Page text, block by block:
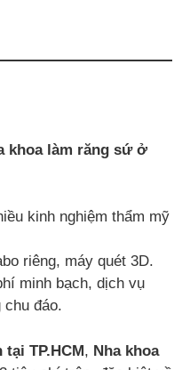
khoa làm răng sứ ở
kinh nghiệm thẩm mỹ
riêng, máy quét 3D.
minh bạch, dịch vụ
chu đáo.
TP.HCM, Nha khoa